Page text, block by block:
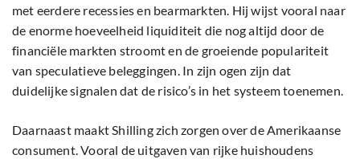
met eerdere recessies en bearmarkten. Hij wijst vooral naar
de enorme hoeveelheid liquiditeit die nog altijd door de
financiële markten stroomt en de groeiende populariteit
van speculatieve beleggingen. In zijn ogen zijn dat
duidelijke signalen dat de risico’s in het systeem toenemen.
Daarnaast maakt Shilling zich zorgen over de Amerikaanse
consument. Vooral de uitgaven van rijke huishoudens